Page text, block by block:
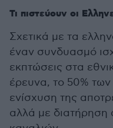
Τι πιστεύουν οι
Σχετικά με τα
έναν συνδυασμό
εκπτώσεις στα
έρευνα, το 50% των
ενίσχυση της
αλλά με διατήρηση